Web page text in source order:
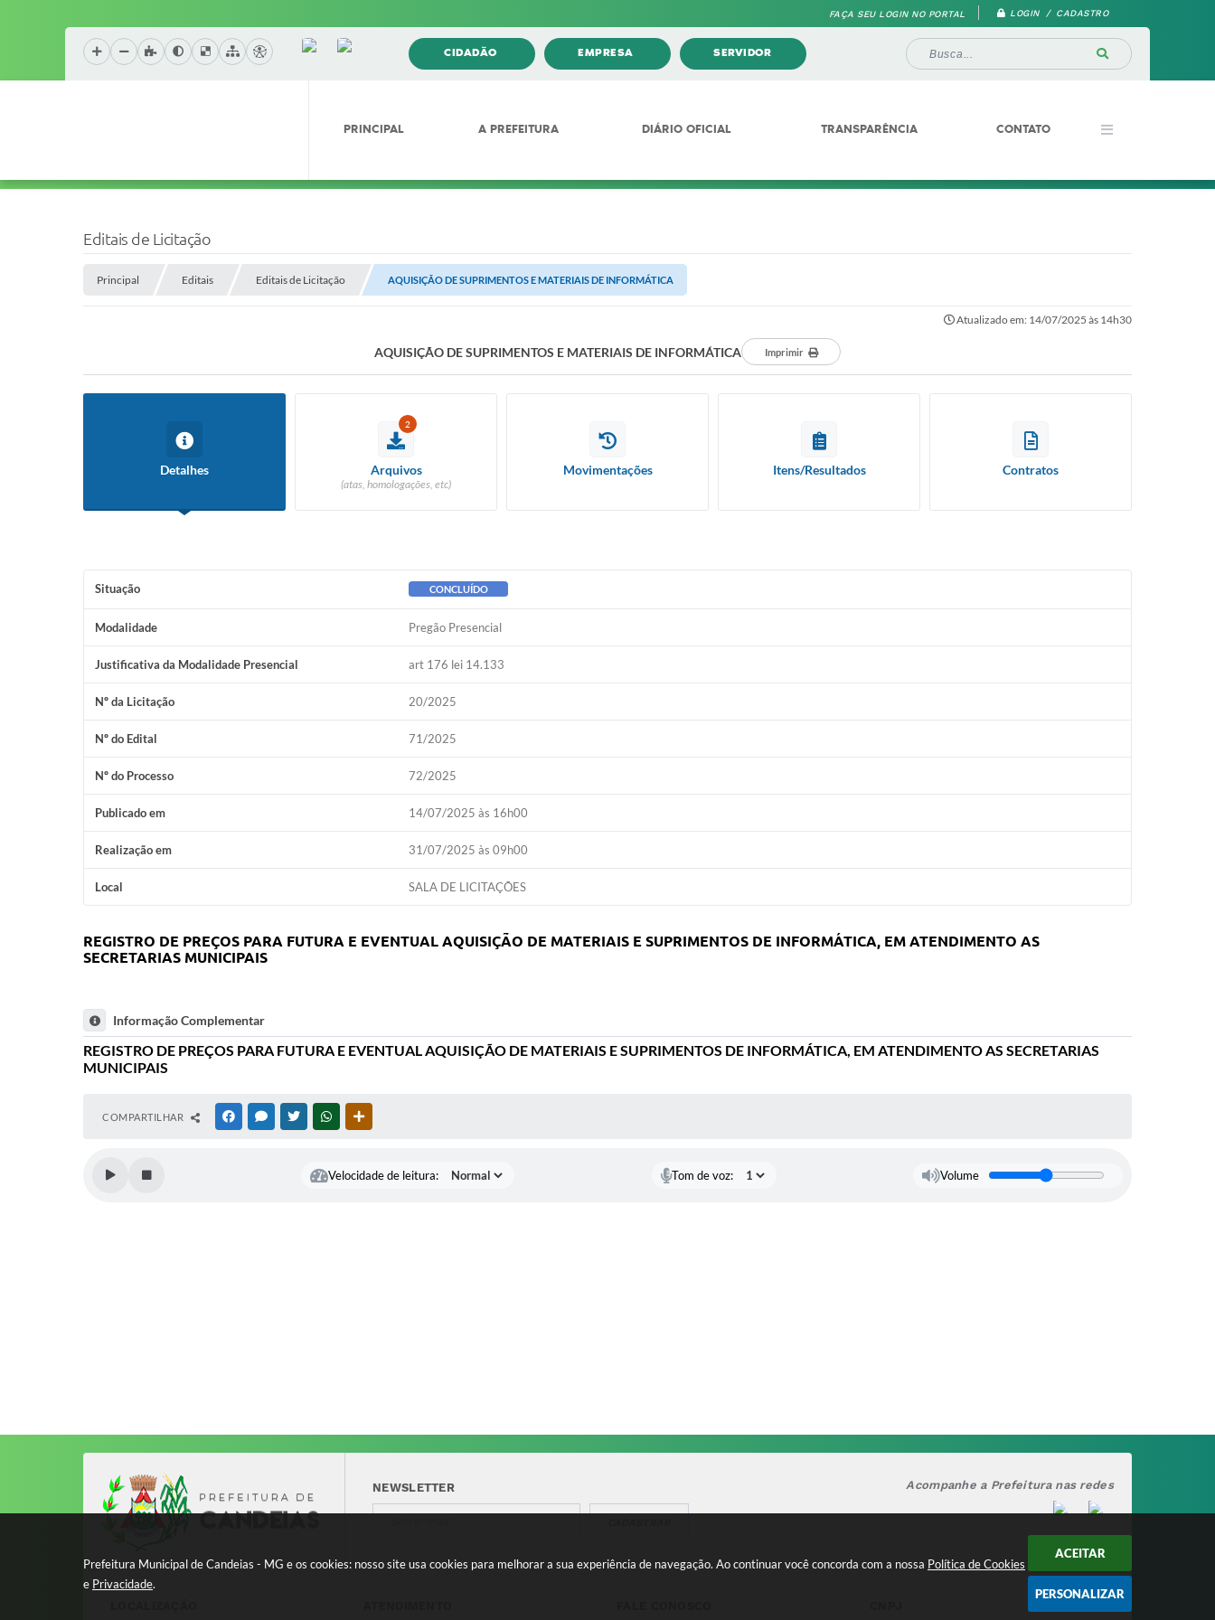
Prefeitura Municipal de Candeias - MG e os cookies: nosso site usa cookies para melhorar a sua experiência de navegação. Ao continuar você concorda com a nossa Política de Cookies
e Privacidade.
ACEITAR
PERSONALIZAR
FAÇA SEU LOGIN NO PORTAL LOGIN / CADASTRO
CIDADÃO EMPRESA SERVIDOR
PRINCIPAL A PREFEITURA DIÁRIO OFICIAL TRANSPARÊNCIA CONTATO
Editais de Licitação
Principal Editais Editais de Licitação AQUISIÇÃO DE SUPRIMENTOS E MATERIAIS DE INFORMÁTICA
Atualizado em: 14/07/2025 às 14h30
AQUISIÇÃO DE SUPRIMENTOS E MATERIAIS DE INFORMÁTICA Imprimir
Detalhes
2
Arquivos
(atas, homologações, etc)
Movimentações Itens/Resultados Contratos
Situação CONCLUÍDO
Modalidade Pregão Presencial
Justificativa da Modalidade Presencial art 176 lei 14.133
Nº da Licitação 20/2025
Nº do Edital 71/2025
Nº do Processo 72/2025
Publicado em 14/07/2025 às 16h00
Realização em 31/07/2025 às 09h00
Local SALA DE LICITAÇÕES
REGISTRO DE PREÇOS PARA FUTURA E EVENTUAL AQUISIÇÃO DE MATERIAIS E SUPRIMENTOS DE INFORMÁTICA, EM ATENDIMENTO AS
SECRETARIAS MUNICIPAIS
Informação Complementar
REGISTRO DE PREÇOS PARA FUTURA E EVENTUAL AQUISIÇÃO DE MATERIAIS E SUPRIMENTOS DE INFORMÁTICA, EM ATENDIMENTO AS SECRETARIAS
MUNICIPAIS
COMPARTILHAR FACEBOOKMESSENGER
TWITTERWHATSAPP
Velocidade de leitura: Tom de voz: Volume
NEWSLETTER Acompanhe a Prefeitura nas redes